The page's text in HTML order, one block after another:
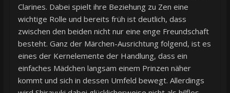
Clarines. Dabei spielt ihre Beziehung zu Zen eine
wichtige Rolle und bereits früh ist deutlich, dass
zwischen den beiden nicht nur eine enge Freundschaft
besteht. Ganz der Märchen-Ausrichtung folgend, ist es
eines der Kernelemente der Handlung, dass ein
einfaches Mädchen langsam einem Prinzen näher
kommt und sich in dessen Umfeld bewegt. Allerdings